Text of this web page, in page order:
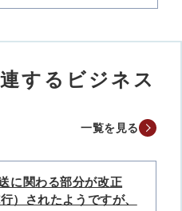
するビジネス
一覧を見る
に関わる部分が改正
）されたようですが、